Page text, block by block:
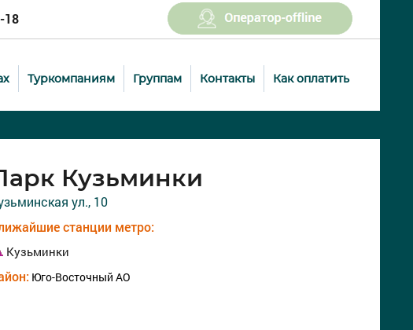
18
Туркомпаниям Группам Контакты Как оплатить
Кузьминки
ул., 10
станции метро:
Кузьминки
Юго-Восточный АО